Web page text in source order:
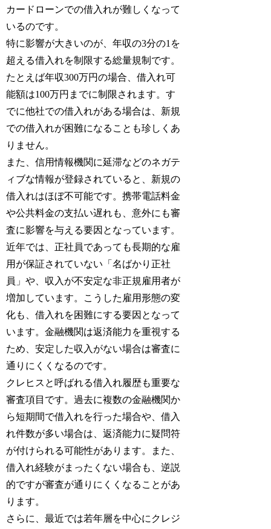
カードローンでの借入れが難しくなって
いるのです。
特に影響が大きいのが、年収の3分の1を
超える借入れを制限する総量規制です。
たとえば年収300万円の場合、借入れ可
能額は100万円までに制限されます。す
でに他社での借入れがある場合は、新規
での借入れが困難になることも珍しくあ
りません。
また、信用情報機関に延滞などのネガテ
ィブな情報が登録されていると、新規の
借入れはほぼ不可能です。携帯電話料金
や公共料金の支払い遅れも、意外にも審
査に影響を与える要因となっています。
近年では、正社員であっても長期的な雇
用が保証されていない「名ばかり正社
員」や、収入が不安定な非正規雇用者が
増加しています。こうした雇用形態の変
化も、借入れを困難にする要因となって
います。金融機関は返済能力を重視する
ため、安定した収入がない場合は審査に
通りにくくなるのです。
クレヒスと呼ばれる借入れ履歴も重要な
審査項目です。過去に複数の金融機関か
ら短期間で借入れを行った場合や、借入
れ件数が多い場合は、返済能力に疑問符
が付けられる可能性があります。また、
借入れ経験がまったくない場合も、逆説
的ですが審査が通りにくくなることがあ
ります。
さらに、最近では若年層を中心にクレジ